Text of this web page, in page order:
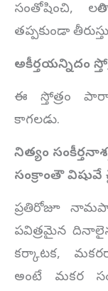
సంతోషించి,
తప్పకుండా
అకీర్తయన్నిదం
ఈ స్తోత్రం
కాగలడు.
నిత్యం
సంక్రాంతౌ
ప్రతిరోజూ
పవిత్రమైన
కర్కాటక,
అంటే మకర